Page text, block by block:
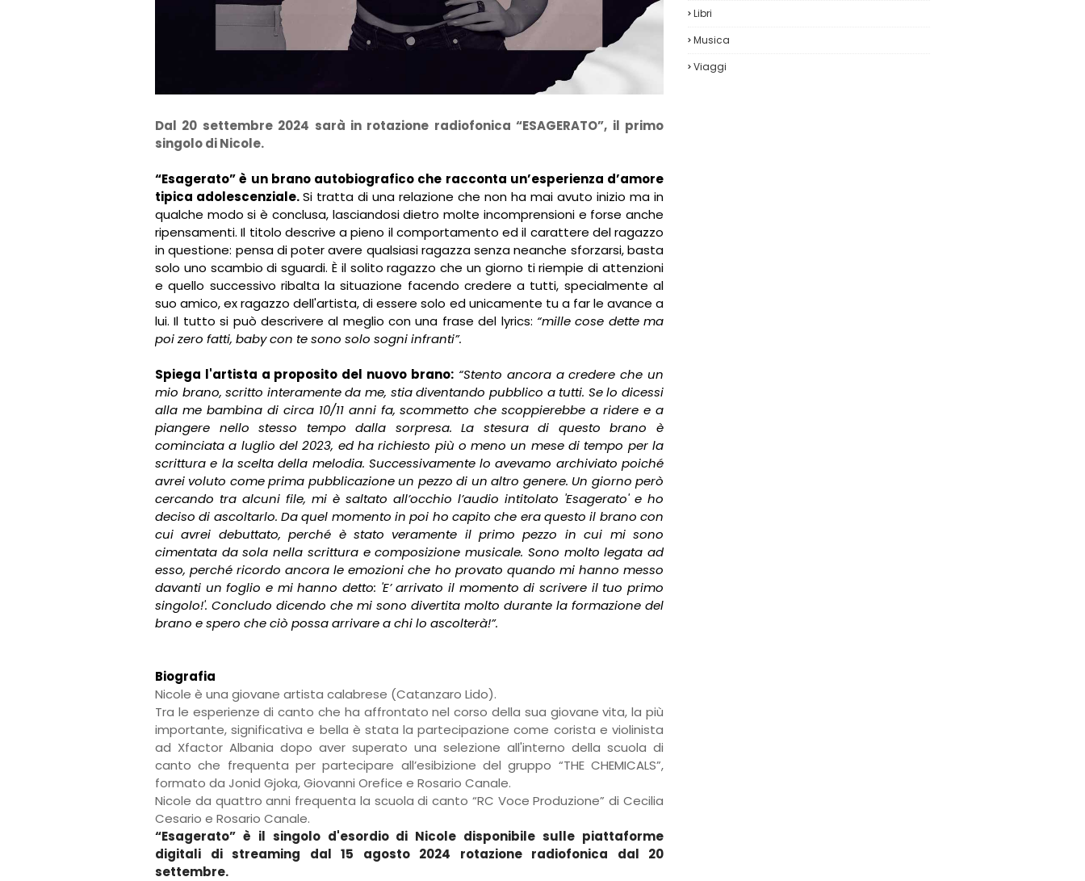
Dal 20 settembre 2024 sarà in rotazione radiofonica “ESAGERATO”, il primo
singolo di Nicole.
“Esagerato” è un brano autobiografico che racconta un’esperienza d’amore
tipica adolescenziale.Si tratta di una relazione che non ha mai avuto inizio ma in
qualche modo si è conclusa, lasciandosi dietro molte incomprensioni e forse anche
ripensamenti. Il titolo descrive a pieno il comportamento ed il carattere del ragazzo
in questione: pensa di poter avere qualsiasi ragazza senza neanche sforzarsi, basta
solo uno scambio di sguardi. È il solito ragazzo che un giorno ti riempie di attenzioni
e quello successivo ribalta la situazione facendo credere a tutti, specialmente al
suo amico, ex ragazzo dell'artista, di essere solo ed unicamente tu a far le avance a
lui. Il tutto si può descrivere al meglio con una frase del lyrics: “mille cose dette ma
poi zero fatti, baby con te sono solo sogni infranti”.
Spiega l'artista a proposito del nuovo brano: “Stento ancora a credere che un
mio brano, scritto interamente da me, stia diventando pubblico a tutti. Se lo dicessi
alla me bambina di circa 10/11 anni fa, scommetto che scoppierebbe a ridere e a
piangere nello stesso tempo dalla sorpresa. La stesura di questo brano è
cominciata a luglio del 2023, ed ha richiesto più o meno un mese di tempo per la
scrittura e la scelta della melodia. Successivamente lo avevamo archiviato poiché
avrei voluto come prima pubblicazione un pezzo di un altro genere. Un giorno però
cercando tra alcuni file, mi è saltato all’occhio l’audio intitolato 'Esagerato' e ho
deciso di ascoltarlo. Da quel momento in poi ho capito che era questo il brano con
cui avrei debuttato, perché è stato veramente il primo pezzo in cui mi sono
cimentata da sola nella scrittura e composizione musicale. Sono molto legata ad
esso, perché ricordo ancora le emozioni che ho provato quando mi hanno messo
davanti un foglio e mi hanno detto: 'E’ arrivato il momento di scrivere il tuo primo
singolo!'. Concludo dicendo che mi sono divertita molto durante la formazione del
brano e spero che ciò possa arrivare a chi lo ascolterà!”.
Biografia
Nicole è una giovane artista calabrese (Catanzaro Lido).
Tra le esperienze di canto che ha affrontato nel corso della sua giovane vita, la più
importante, significativa e bella è stata la partecipazione come corista e violinista
ad Xfactor Albania dopo aver superato una selezione all'interno della scuola di
canto che frequenta per partecipare all’esibizione del gruppo “THE CHEMICALS”,
formato da Jonid Gjoka, Giovanni Orefice e Rosario Canale.
Nicole da quattro anni frequenta la scuola di canto “RC Voce Produzione” di Cecilia
Cesario e Rosario Canale.
“Esagerato” è il singolo d'esordio di Nicole disponibile sulle piattaforme
digitali di streaming dal 15 agosto 2024 rotazione radiofonica dal 20
settembre.
Libri
Musica
Viaggi